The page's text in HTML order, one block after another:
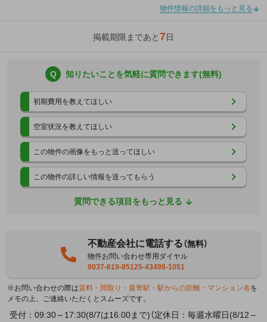
物件情報の詳細をもっと見る
掲載期限まであと7日
Q 知りたいことを気軽に質問できます(無料)
初期費用を教えてほしい
空室状況を教えてほしい
この物件の画像をもっと送ってほしい
この物件の詳しい情報を送ってもらう
質問できる項目をもっと見る
不動産会社に電話する（無料）
物件お問い合わせ専用ダイヤル
0037-619-85125-43498-1051
※お問い合わせの際は賃料・間取り・最寄駅・駅からの距離・マンション名 を
メモの上、ご連絡いただくとスムーズです。
受付：09:30～17:30(8/7は16:00まで)（定休日：毎週水曜日(8/12～